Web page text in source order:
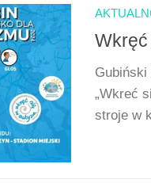
Gubiński
„Wkreć
stroje w